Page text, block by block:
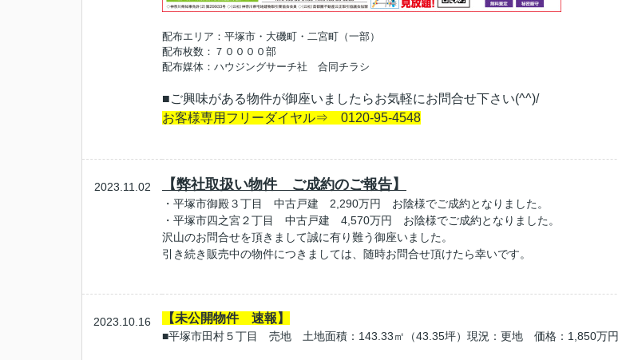
配布エリア：平塚市・大磯町・二宮町（一部）
配布枚数：７００００部
配布媒体：ハウジングサーチ社 合同チラシ
■ご興味がある物件が御座いましたらお気軽にお問合せ下さい(^^)/
お客様専用フリーダイヤル⇒ 0120-95-4548
2023.11.02 【弊社取扱い物件 ご成約のご報告】
・平塚市御殿３丁目 中古戸建 2,290万円 お陰様でご成約となりました。
・平塚市四之宮２丁目 中古戸建 4,570万円 お陰様でご成約となりました。
沢山のお問合せを頂きまして誠に有り難う御座いました。
引き続き販売中の物件につきましては、随時お問合せ頂けたら幸いです。
2023.10.16 【未公開物件 速報】
■平塚市田村５丁目 売地 土地面積：143.33㎡（43.35坪）現況：更地 価格：1,850万円